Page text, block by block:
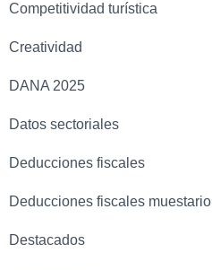
Competitividad turística
Creatividad
DANA 2025
Datos sectoriales
Deducciones fiscales
Deducciones fiscales muestario
Destacados